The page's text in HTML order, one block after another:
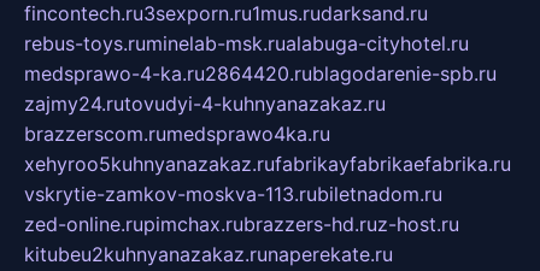
fincontech.ru3sexporn.ru1mus.rudarksand.ru
rebus-toys.ruminelab-msk.rualabuga-cityhotel.ru
medsprawo-4-ka.ru2864420.rublagodarenie-spb.ru
zajmy24.rutovudyi-4-kuhnyanazakaz.ru
brazzerscom.rumedsprawo4ka.ru
xehyroo5kuhnyanazakaz.rufabrikayfabrikaefabrika.ru
vskrytie-zamkov-moskva-113.rubiletnadom.ru
zed-online.rupimchax.rubrazzers-hd.ruz-host.ru
kitubeu2kuhnyanazakaz.runaperekate.ru